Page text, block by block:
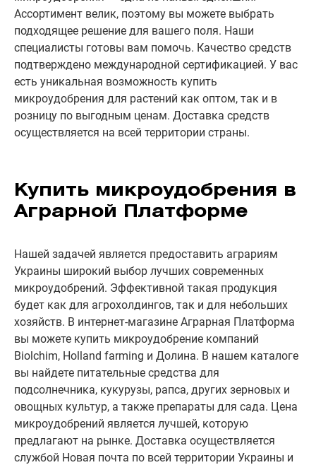
Ассортимент велик, поэтому вы можете выбрать
подходящее решение для вашего поля. Наши
специалисты готовы вам помочь. Качество средств
подтверждено международной сертификацией. У вас
есть уникальная возможность купить
микроудобрения для растений как оптом, так и в
розницу по выгодным ценам. Доставка средств
осуществляется на всей территории страны.
Купить микроудобрения в
Аграрной Платформе
Нашей задачей является предоставить аграриям
Украины широкий выбор лучших современных
микроудобрений. Эффективной такая продукция
будет как для агрохолдингов, так и для небольших
хозяйств. В интернет-магазине Аграрная Платформа
вы можете купить микроудобрение компаний
Biolchim, Holland farming и Долина. В нашем каталоге
вы найдете питательные средства для
подсолнечника, кукурузы, рапса, других зерновых и
овощных культур, а также препараты для сада. Цена
микроудобрений является лучшей, которую
предлагают на рынке. Доставка осуществляется
службой Новая почта по всей территории Украины и